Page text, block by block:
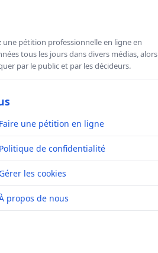
pétition professionnelle en ligne en
tous les jours dans divers médias, alors
par le public et par les décideurs.
Faire une pétition en ligne
Politique de confidentialité
Gérer les cookies
propos de nous